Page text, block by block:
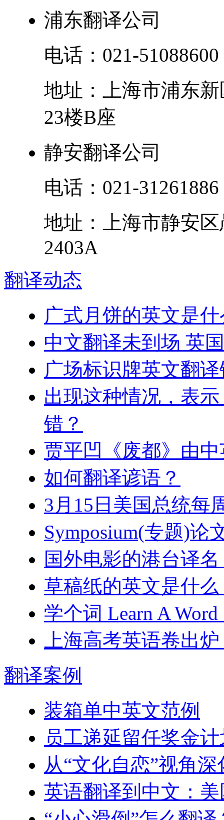
浦东翻译公司
电话： 021-51088600
地址：
上海市浦东新
23楼B座
静安翻译公司
电话： 021-31261886
地址：
上海市静安区
2403A
翻译动态
广式月饼的英文是什
中文翻译未到场 英
广场标识牌英文翻
出现这种情况，表
错？
贾平凹《废都》由
如何翻译谚语？
3月15日美国总统每
Symposium(专题)论
国外电影的港台译
草稿纸的英文是什么
学个词 Learn A Word
上海高考英语卷出
翻译案例
装箱单中英文范例
员工递延留任奖金计
从“文化自恋”视角
英语翻译到中文：